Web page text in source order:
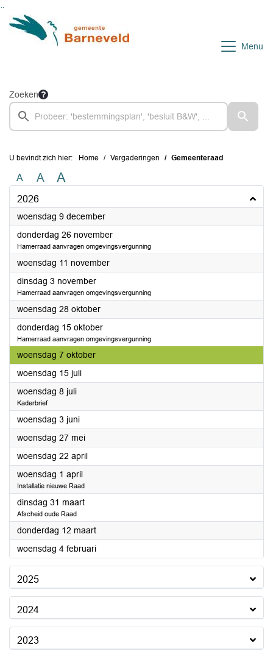
Ga naar de inhoud van deze pagina
Ga naar het zoeken
Ga naar het menu
Menu
Zoeken
U bevindt zich hier: Home Vergaderingen Gemeenteraad
A A A
2026
woensdag 9 december2026
donderdag 26 november2026
Hamerraad aanvragen omgevingsvergunning
woensdag 11 november2026
dinsdag 3 november2026
Hamerraad aanvragen omgevingsvergunning
woensdag 28 oktober2026
donderdag 15 oktober2026
Hamerraad aanvragen omgevingsvergunning
woensdag 7 oktober2026
woensdag 15 juli2026
woensdag 8 juli2026
Kaderbrief
woensdag 3 juni2026
woensdag 27 mei2026
woensdag 22 april2026
woensdag 1 april2026
Installatie nieuwe Raad
dinsdag 31 maart2026
Afscheid oude Raad
donderdag 12 maart2026
woensdag 4 februari2026
2025
2024
2023